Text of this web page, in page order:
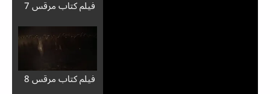
فيلم كتاب مرقس 7
فيلم كتاب مرقس 8